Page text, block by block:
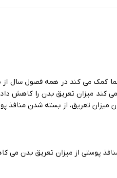
کمک می کند در همه فصول سال
میزان تعریق بدن را کاهش داده و